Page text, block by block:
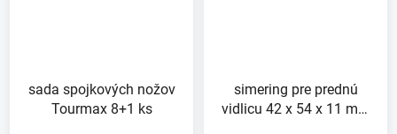
sada spojkových nožov
Tourmax 8+1 ks
simering pre prednú
vidlicu 42 x 54 x 11 mm